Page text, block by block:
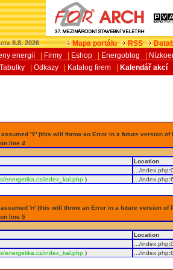
8.8. 2026 Mapa portálu RSS
energií Firmy Eshop Energoblog
Tabulky Odkazy Katalog firem Kalendář akcí
'Y' (this will throw an Error in a future version of
on line4
Location
.../index.php:
energetika.cz/index_kal.php ) .../index.php:
'n' (this will throw an Error in a future version of
on line5
Location
.../index.php:
energetika.cz/index_kal.php ) .../index.php: